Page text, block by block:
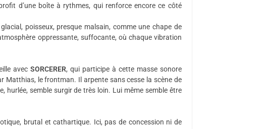
d’une boîte à rythmes, qui renforce encore ce côté
poisseux, presque malsain, comme une chape de
oppressante, suffocante, où chaque vibration
avecSORCERER, qui participe à cette masse sonore
le frontman. Il arpente sans cesse la scène de
hurlée, semble surgir de très loin. Lui même semble être
brutal et cathartique. Ici, pas de concession ni de